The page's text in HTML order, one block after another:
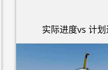
实际进度vs 计